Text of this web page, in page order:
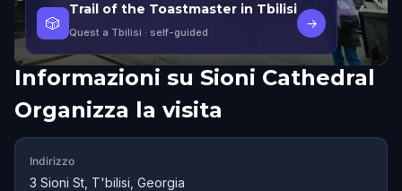
🎲
Trail of the Toastmaster in Tbilisi
Quest a Tbilisi · self-guided
→
Informazioni su Sioni Cathedral
Organizza la visita
Indirizzo
3 Sioni St, T'bilisi, Georgia